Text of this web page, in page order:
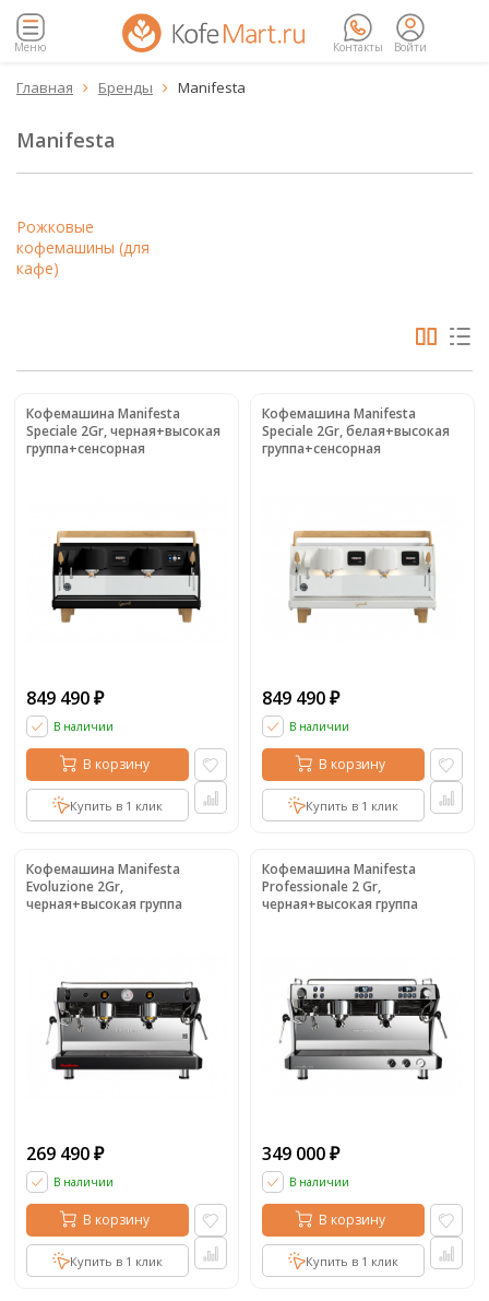
Меню Контакты Войти
Главная  Бренды  Manifesta
Manifesta
Рожковые
кофемашины (для
кафе)
Кофемашина Manifesta
Speciale 2Gr, черная+высокая
группа+сенсорная
849 490 ₽
В наличии
В корзину
Купить в 1 клик
Кофемашина Manifesta
Speciale 2Gr, белая+высокая
группа+сенсорная
849 490 ₽
В наличии
В корзину
Купить в 1 клик
Кофемашина Manifesta
Evoluzione 2Gr,
черная+высокая группа
269 490 ₽
В наличии
В корзину
Купить в 1 клик
Кофемашина Manifesta
Professionale 2 Gr,
черная+высокая группа
349 000 ₽
В наличии
В корзину
Купить в 1 клик